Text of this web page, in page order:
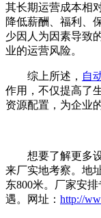
其长期运营成本相
降低薪酬、福利、
少因人为因素导致
业的运营风险。
综上所述， 自
作用，不仅提高了
资源配置，为企业
想要了解更多设
来厂实地考察。地
东800米。厂家安
遇。网址： http://